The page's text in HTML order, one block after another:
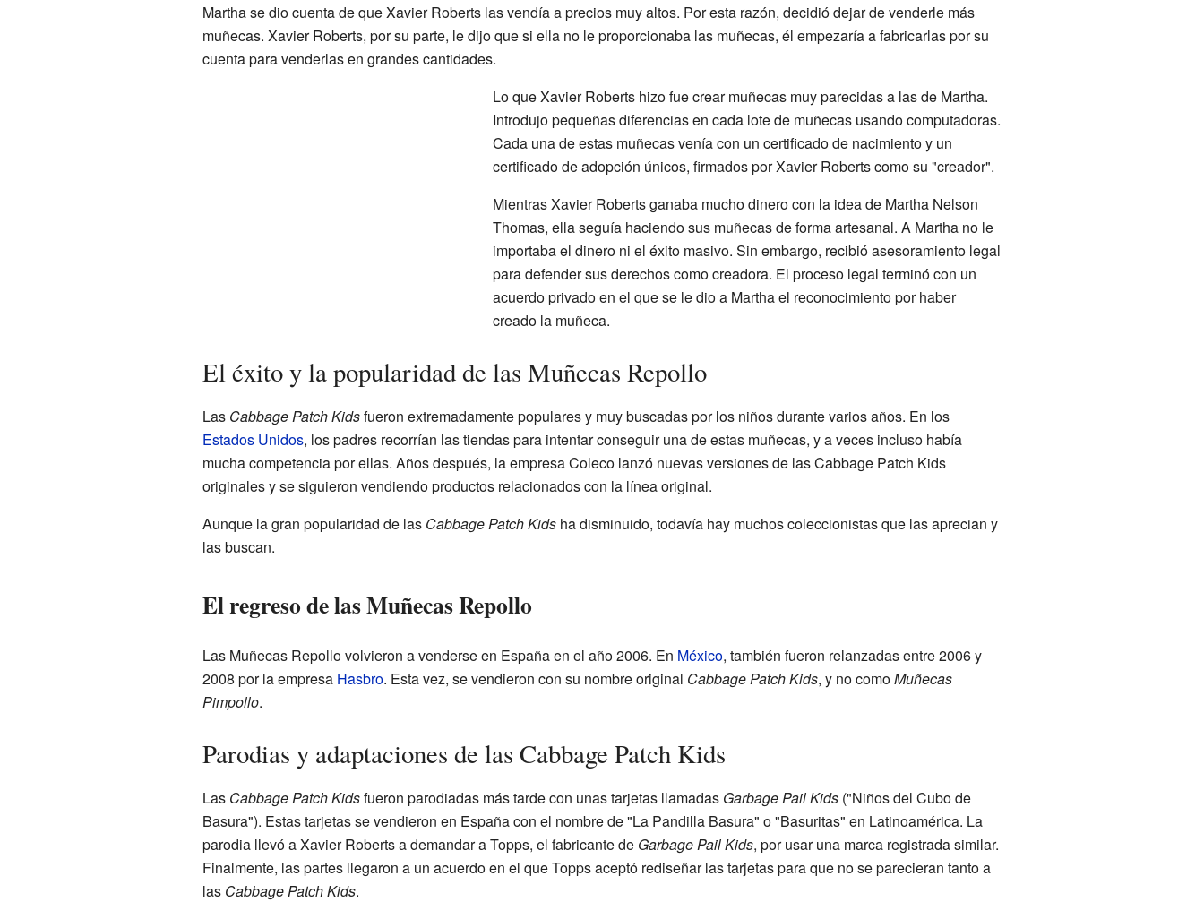
Martha se dio cuenta de que Xavier Roberts las vendía a precios muy altos. Por esta razón, decidió dejar de venderle más
muñecas. Xavier Roberts, por su parte, le dijo que si ella no le proporcionaba las muñecas, él empezaría a fabricarlas por su
cuenta para venderlas en grandes cantidades.
Lo que Xavier Roberts hizo fue crear muñecas muy parecidas a las de Martha.
Introdujo pequeñas diferencias en cada lote de muñecas usando computadoras.
Cada una de estas muñecas venía con un certificado de nacimiento y un
certificado de adopción únicos, firmados por Xavier Roberts como su "creador".
Mientras Xavier Roberts ganaba mucho dinero con la idea de Martha Nelson
Thomas, ella seguía haciendo sus muñecas de forma artesanal. A Martha no le
importaba el dinero ni el éxito masivo. Sin embargo, recibió asesoramiento legal
para defender sus derechos como creadora. El proceso legal terminó con un
acuerdo privado en el que se le dio a Martha el reconocimiento por haber
creado la muñeca.
El éxito y la popularidad de las Muñecas Repollo
Las Cabbage Patch Kidsfueron extremadamente populares y muy buscadas por los niños durante varios años. En los
Estados Unidos, los padres recorrían las tiendas para intentar conseguir una de estas muñecas, y a veces incluso había
mucha competencia por ellas. Años después, la empresa Coleco lanzó nuevas versiones de las Cabbage Patch Kids
originales y se siguieron vendiendo productos relacionados con la línea original.
Aunque la gran popularidad de las Cabbage Patch Kidsha disminuido, todavía hay muchos coleccionistas que las aprecian y
las buscan.
El regreso de las Muñecas Repollo
Las Muñecas Repollo volvieron a venderse en España en el año 2006. En México, también fueron relanzadas entre 2006 y
2008 por la empresa Hasbro. Esta vez, se vendieron con su nombre original Cabbage Patch Kids, y no comoMuñecas
Pimpollo.
Parodias y adaptaciones de las Cabbage Patch Kids
Las Cabbage Patch Kidsfueron parodiadas más tarde con unas tarjetas llamadas Garbage Pail Kids("Niños del Cubo de
Basura"). Estas tarjetas se vendieron en España con el nombre de "La Pandilla Basura" o "Basuritas" en Latinoamérica. La
parodia llevó a Xavier Roberts a demandar a Topps, el fabricante de Garbage Pail Kids, por usar una marca registrada similar.
Finalmente, las partes llegaron a un acuerdo en el que Topps aceptó rediseñar las tarjetas para que no se parecieran tanto a
las Cabbage Patch Kids.